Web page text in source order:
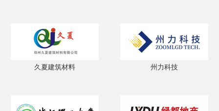
久夏建筑材料 州力科技